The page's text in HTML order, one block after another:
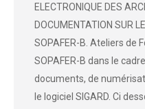
ELECTRONIQUE DES
DOCUMENTATION SUR
SOPAFER-B. Ateliers de
SOPAFER-B dans le
documents, de
le logiciel SIGARD. Ci